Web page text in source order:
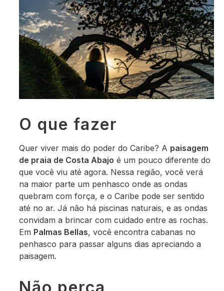
O que fazer
Quer viver mais do poder do Caribe? A paisagem
de praia de Costa Abajo é um pouco diferente do
que você viu até agora. Nessa região, você verá
na maior parte um penhasco onde as ondas
quebram com força, e o Caribe pode ser sentido
até no ar. Já não há piscinas naturais, e as ondas
convidam a brincar com cuidado entre as rochas.
Em Palmas Bellas, você encontra cabanas no
penhasco para passar alguns dias apreciando a
paisagem.